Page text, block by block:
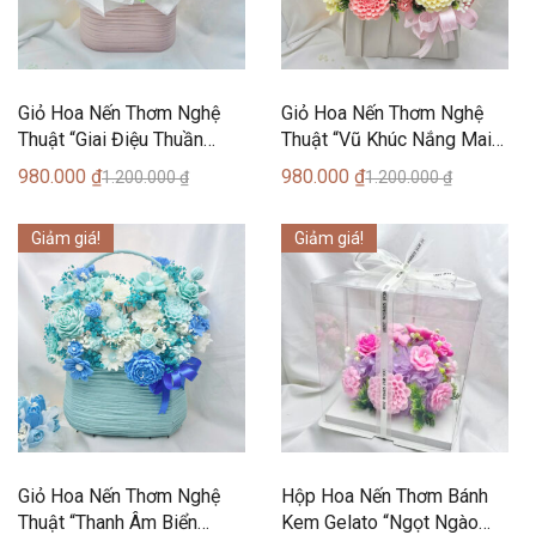
Giỏ Hoa Nến Thơm Nghệ
Thuật “Giai Điệu Thuần
Khiết” (35 Bông) – Can
Lãnh Artisanal Candles
1.200.000₫
980.000 ₫
Giỏ Hoa Nến Thơm Nghệ
Thuật “Vũ Khúc Nắng Mai”
(35 Bông) – Can Lãnh
Artisanal Candles
1.200.000₫
980.000₫
Giảm giá!
Giỏ Hoa Nến Thơm Nghệ
Thuật “Thanh Âm Biển
Giảm giá!
Hộp Hoa Nến Thơm Bánh
Kem Gelato “Ngọt Ngào